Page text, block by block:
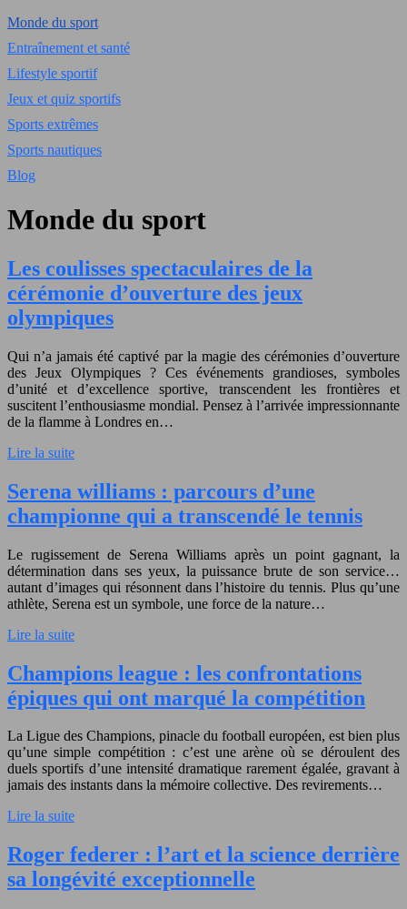
Monde du sport
Entraînement et santé
Lifestyle sportif
Jeux et quiz sportifs
Sports extrêmes
Sports nautiques
Blog
Monde du sport
Les coulisses spectaculaires de la
cérémonie d’ouverture des jeux
olympiques
Qui n’a jamais été captivé par la magie des cérémonies d’ouverture
des Jeux Olympiques ? Ces événements grandioses, symboles
d’unité et d’excellence sportive, transcendent les frontières et
suscitent l’enthousiasme mondial. Pensez à l’arrivée impressionnante
de la flamme à Londres en…
Lire la suite
Serena williams : parcours d’une
championne qui a transcendé le tennis
Le rugissement de Serena Williams après un point gagnant, la
détermination dans ses yeux, la puissance brute de son service…
autant d’images qui résonnent dans l’histoire du tennis. Plus qu’une
athlète, Serena est un symbole, une force de la nature…
Lire la suite
Champions league : les confrontations
épiques qui ont marqué la compétition
La Ligue des Champions, pinacle du football européen, est bien plus
qu’une simple compétition : c’est une arène où se déroulent des
duels sportifs d’une intensité dramatique rarement égalée, gravant à
jamais des instants dans la mémoire collective. Des revirements…
Lire la suite
Roger federer : l’art et la science derrière
sa longévité exceptionnelle